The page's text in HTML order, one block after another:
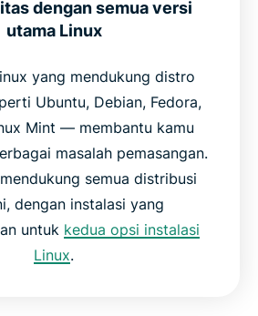
dengan semua versi
utama Linux
yang mendukung distro
Ubuntu, Debian, Fedora,
Mint — membantu kamu
masalah pemasangan.
semua distribusi
dengan instalasi yang
untuk kedua opsi instalasi
Linux.